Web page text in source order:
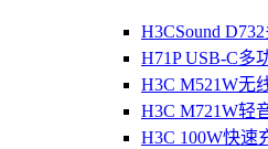
H3CSound
H71P USB-C多
H3C M521W无
H3C M721W轻
H3C 100W快速